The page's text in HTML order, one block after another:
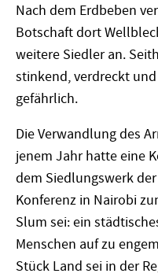
Nach dem Erdbeben
Botschaft dort
weitere Siedler an.
stinkend, verdreckt
gefährlich.
Die Verwandlung des
jenem Jahr hatte eine
dem Siedlungswerk
Konferenz in Nairobi
Slum sei: ein
Menschen auf zu
Stück Land sei in der